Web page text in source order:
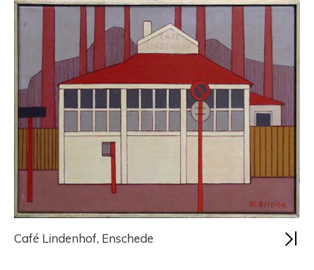
Café Lindenhof, Enschede